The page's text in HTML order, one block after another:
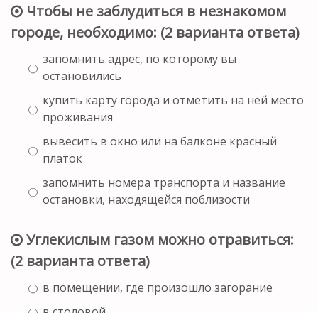
Чтобы не заблудиться в незнакомом
городе, необходимо: (2 варианта ответа)
запомнить адрес, по которому вы
остановились
купить карту города и отметить на ней место
проживания
вывесить в окно или на балконе красный
платок
запомнить номера транспорта и название
остановки, находящейся поблизости
Углекислым газом можно отравиться:
(2 варианта ответа)
в помещении, где произошло загорание